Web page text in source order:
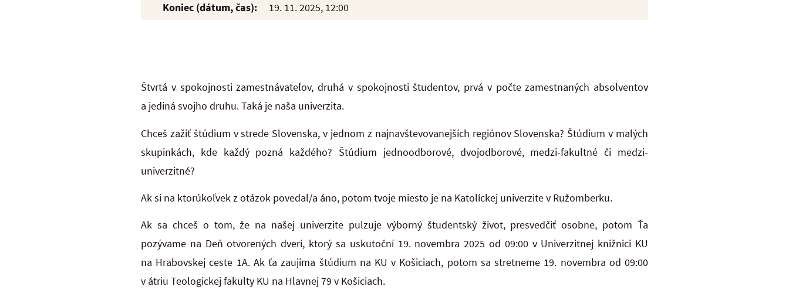
Koniec (dátum, čas):
19. 11. 2025, 12:00
Štvrtá v spokojnosti zamestnávateľov, druhá v spokojnosti študentov, prvá v počte zamestnaných absolventov
a jediná svojho druhu. Taká je naša univerzita.
Chceš zažiť štúdium v strede Slovenska, v jednom z najnavštevovanejších regiónov Slovenska? Štúdium v malých
skupinkách, kde každý pozná každého? Štúdium jednoodborové, dvojodborové, medzi-fakultné či medzi-
univerzitné?
Ak si na ktorúkoľvek z otázok povedal/a áno, potom tvoje miesto je na Katolíckej univerzite v Ružomberku.
Ak sa chceš o tom, že na našej univerzite pulzuje výborný študentský život, presvedčiť osobne, potom Ťa
pozývame na Deň otvorených dverí, ktorý sa uskutoční 19. novembra 2025 od 09:00 v Univerzitnej knižnici KU
na Hrabovskej ceste 1A. Ak ťa zaujíma štúdium na KU v Košiciach, potom sa stretneme 19. novembra od 09:00
v átriu Teologickej fakulty KU na Hlavnej 79 v Košiciach.